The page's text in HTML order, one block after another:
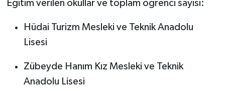
Eğitim verilen okullar ve toplam öğrenci sayısı:
Hüdai Turizm Mesleki ve Teknik Anadolu
Lisesi
Zübeyde Hanım Kız Mesleki ve Teknik
Anadolu Lisesi